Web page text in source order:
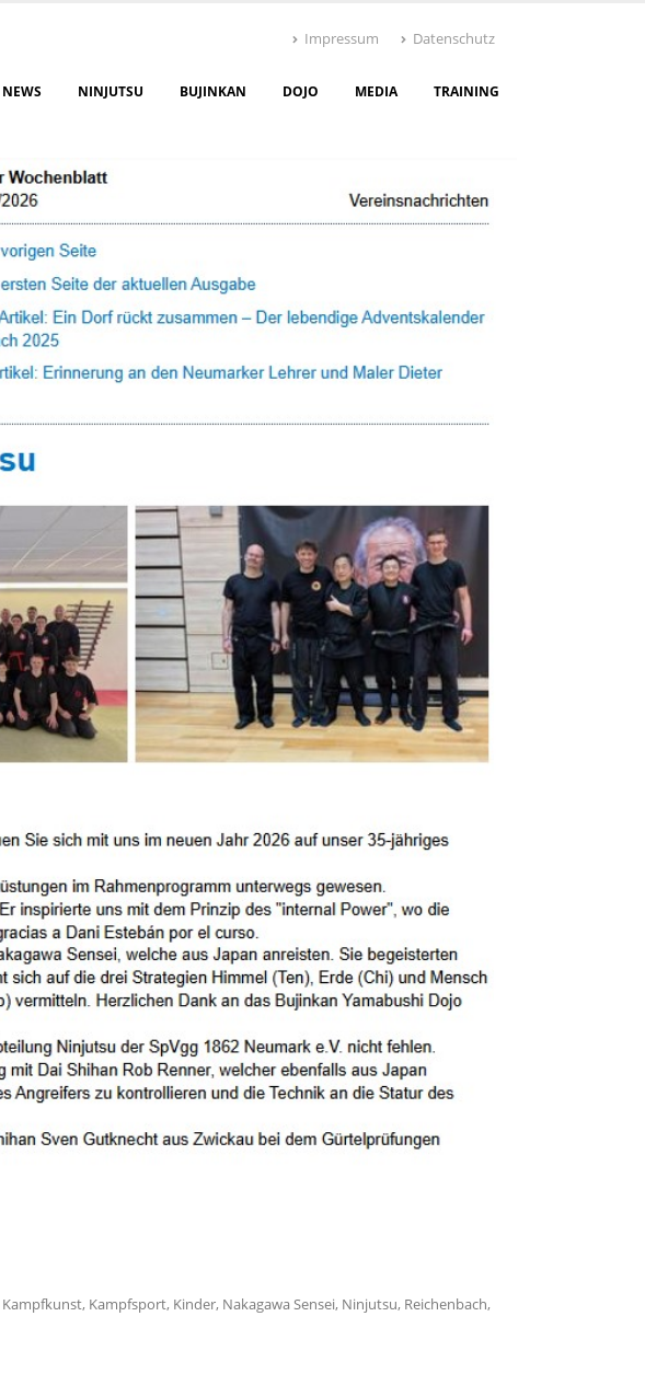
Impressum Datenschutz
NEWS NINJUTSU BUJINKAN DOJO MEDIA TRAINING
Kampfkunst, Kampfsport, Kinder, Nakagawa Sensei, Ninjutsu, Reichenbach,